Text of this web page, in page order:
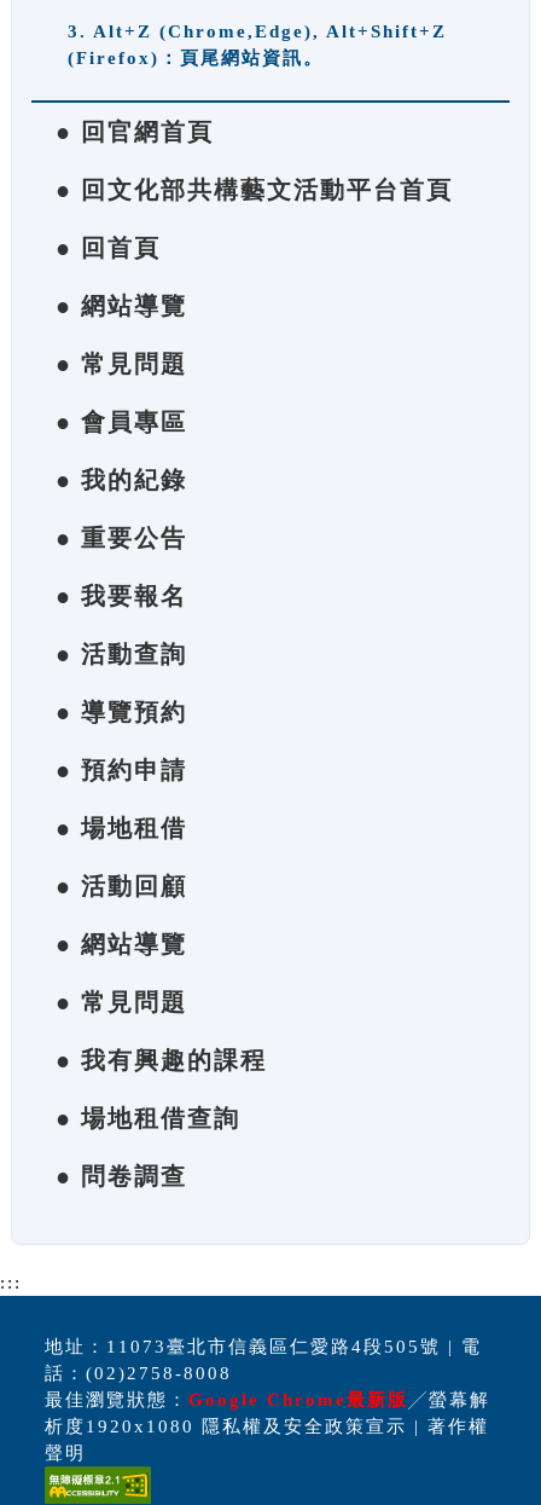
3. Alt+Z (Chrome,Edge), Alt+Shift+Z
(Firefox)：頁尾網站資訊。
● 回官網首頁
● 回文化部共構藝文活動平台首頁
● 回首頁
● 網站導覽
● 常見問題
● 會員專區
● 我的紀錄
● 重要公告
● 我要報名
● 活動查詢
● 導覽預約
● 預約申請
● 場地租借
● 活動回顧
● 網站導覽
● 常見問題
● 我有興趣的課程
● 場地租借查詢
● 問卷調查
:::
地址：11073臺北市信義區仁愛路4段505號 | 電
話：(02)2758-8008
最佳瀏覽狀態：Google Chrome最新版 ╱螢幕解
析度1920x1080 隱私權及安全政策宣示 | 著作權
聲明